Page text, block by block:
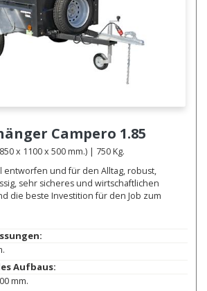
Campero 1.85
x 1100 x 500 mm.) | 750 Kg.
entworfen und für den Alltag, robust,
sehr sicheres und wirtschaftlichen
die beste Investition für den Job zum
Aufbaus:
mm.